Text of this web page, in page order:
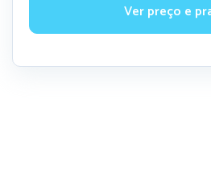
Ver preço e